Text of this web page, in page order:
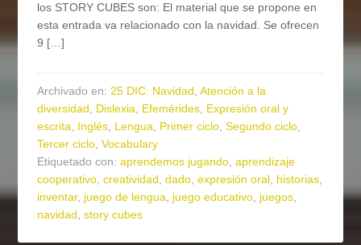
los STORY CUBES son: El material que se propone en
esta entrada va relacionado con la navidad. Se ofrecen
9 […]
Archivado en:25 DIC: Navidad,Atención a la
diversidad, Dislexia, Efemérides, Expresión oral y
escrita, Inglés, Lengua, Primer ciclo,Segundo ciclo,
Tercer ciclo,Vocabulary
Etiquetado con:aprendemos jugando,aprendizaje
cooperativo,creatividad,dado,expresión oral, historias,
inventar, juego de lengua, juego educativo, juegos,
navidad,story cubes